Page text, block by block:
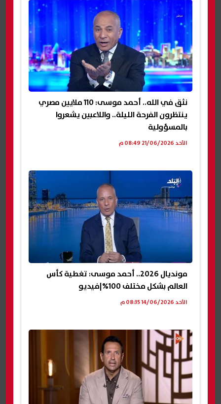
نثق في الله.. أحمد موسى: 110 ملايين مصري
ينتظرون الفرحة الليلة.. واللاعبين يشعروا
بالمسؤولية
الأحد 21/06/2026 08:49 م
مونديال 2026.. أحمد موسى: تغطية كأس
العالم بشكل مختلف 100%|فيديو
الأحد 14/06/2026 08:35 م